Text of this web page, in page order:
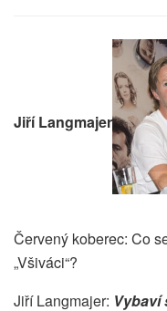
Jiří Langmajer
Červený koberec: Co
„Všiváci“?
Jiří Langmajer: Vybaví